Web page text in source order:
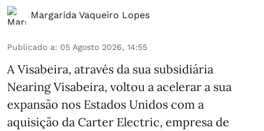
Margarida Vaqueiro Lopes
Publicado a: 05 Agosto 2026, 14:55
A Visabeira, através da sua subsidiária
Nearing Visabeira, voltou a acelerar a sua
expansão nos Estados Unidos com a
aquisição da Carter Electric, empresa de